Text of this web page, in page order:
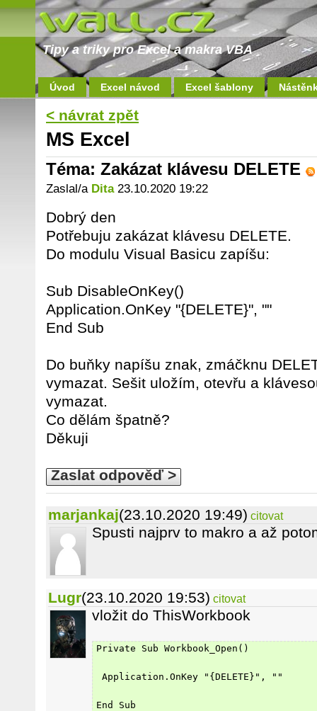
Tipy a triky pro Excel a makra VBA
Úvod Excel návod Excel šablony
< návrat zpět
MS Excel
Téma: Zakázat klávesu DELETE
Zaslal/a Dita23.10.2020 19:22
Dobrý den
Potřebuju zakázat klávesu DELETE.
Do modulu Visual Basicu zapíšu:
Sub DisableOnKey()
Application.OnKey "{DELETE}", ""
End Sub
Do buňky napíšu znak, zmáčknu
vymazat. Sešit uložím, otevřu a
vymazat.
Co dělám špatně?
Děkuji
Zaslat odpověď >
marjankaj(23.10.2020 19:49) citovat
Spusti najprv to makro a až
Lugr(23.10.2020 19:53) citovat
vložit do ThisWorkbook
Private Sub Workbook_Open()
Application.OnKey "{DELETE}", ""
End Sub